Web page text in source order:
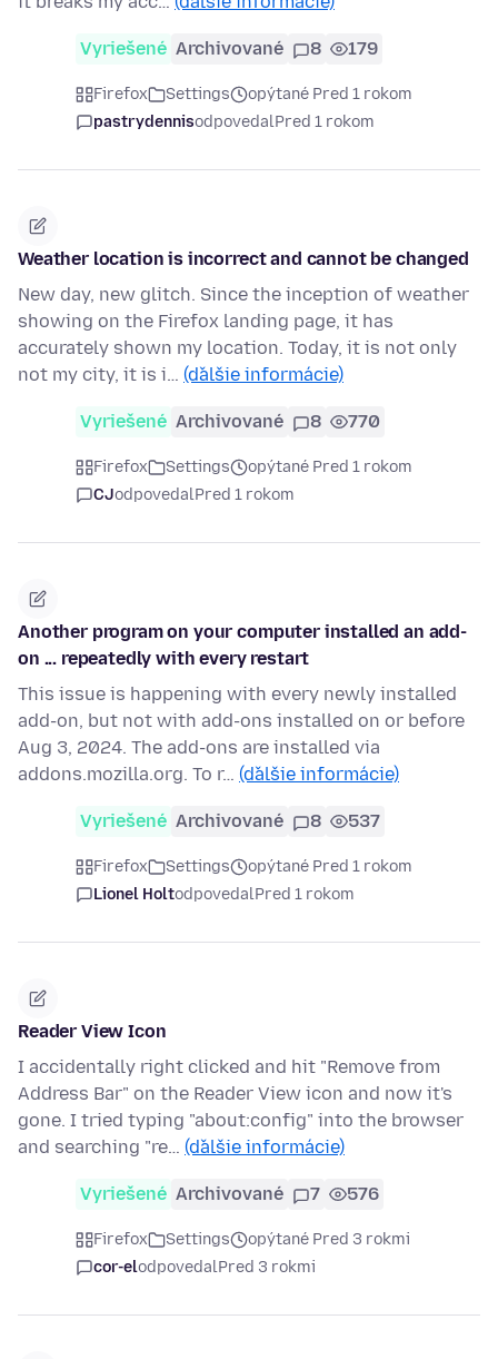
Vyriešené Archivované 8 179
Firefox Settings
opýtané Pred 1 rokom
pastrydennisodpovedalPred 1 rokom
Weather location is incorrect and cannot be changed
New day, new glitch. Since the inception of weather
showing on the Firefox landing page, it has
accurately shown my location. Today, it is not only
not my city, it is i… (ďalšie informácie)
Vyriešené Archivované 8 770
Firefox Settings
opýtané Pred 1 rokom
CJodpovedalPred 1 rokom
Another program on your computer installed an add-
on ... repeatedly with every restart
This issue is happening with every newly installed
add-on, but not with add-ons installed on or before
Aug 3, 2024. The add-ons are installed via
addons.mozilla.org. To r… (ďalšie informácie)
Vyriešené Archivované 8 537
Firefox Settings
opýtané Pred 1 rokom
Lionel HoltodpovedalPred 1 rokom
Reader View Icon
I accidentally right clicked and hit "Remove from
Address Bar" on the Reader View icon and now it's
gone. I tried typing "about:config" into the browser
and searching "re… (ďalšie informácie)
Vyriešené Archivované 7 576
Firefox Settings
opýtané Pred 3 rokmi
cor-elodpovedalPred 3 rokmi